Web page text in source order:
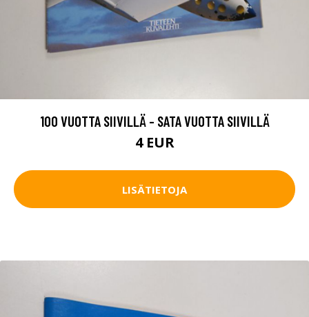
100 VUOTTA SIIVILLÄ - SATA VUOTTA SIIVILLÄ
4 EUR
LISÄTIETOJA